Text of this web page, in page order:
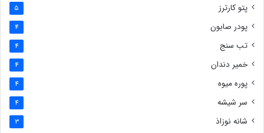
پتو کارترز 5
پودر صابون 4
تب سنج 4
خمیر دندان 4
پوره میوه 4
سر شیشه 4
شانه نوزاذ 3